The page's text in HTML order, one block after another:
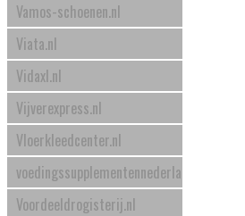
Vamos-schoenen.nl
Viata.nl
Vidaxl.nl
Vijverexpress.nl
Vloerkleedcenter.nl
voedingssupplementennederland.nl
Voordeeldrogisterij.nl